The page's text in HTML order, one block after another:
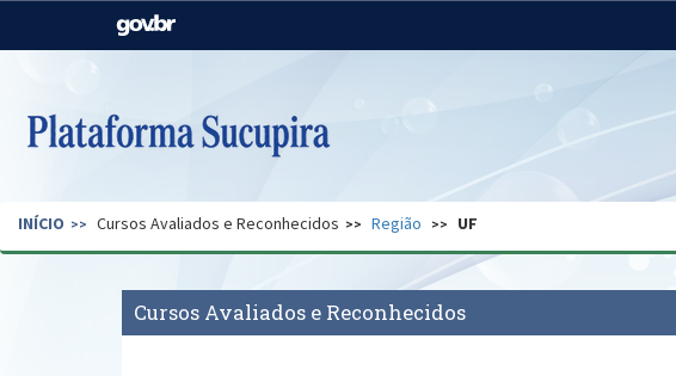
Casa Civil
Pecuária e Abastecimento
Ministério do
Regional
Secretaria de Governo Gabinete de Segurança Advocacia-
INÍCIO Cursos Avaliados e Reconhecidos Região UF
Cursos Avaliados e Reconhecidos